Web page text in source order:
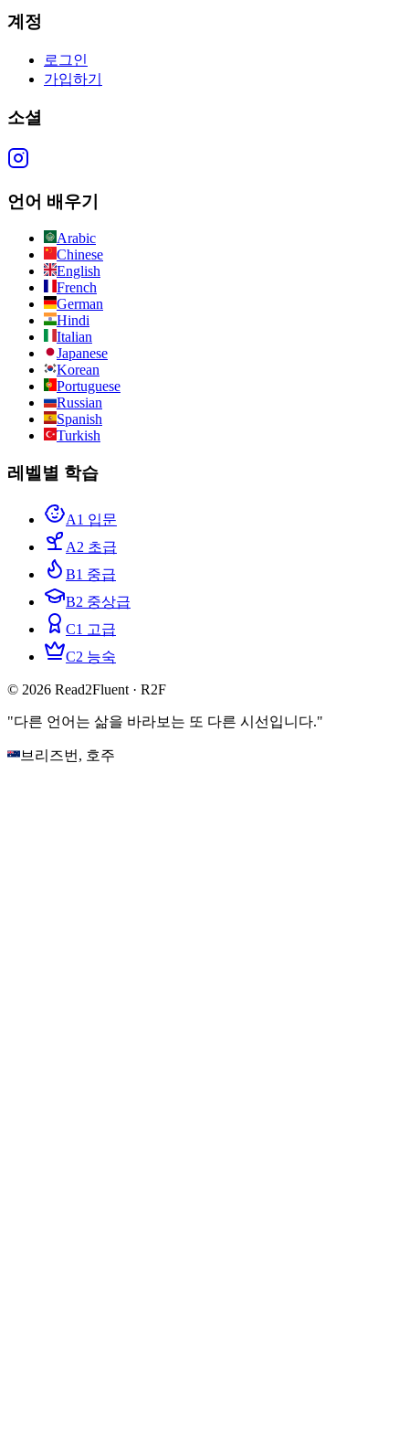
계정
로그인
가입하기
소셜
언어 배우기
Arabic
Chinese
English
French
German
Hindi
Italian
Japanese
Korean
Portuguese
Russian
Spanish
Turkish
레벨별 학습
A1 입문
A2 초급
B1 중급
B2 중상급
C1 고급
C2 능숙
© 2026 Read2Fluent · R2F
"다른 언어는 삶을 바라보는 또 다른 시선입니다."
브리즈번, 호주